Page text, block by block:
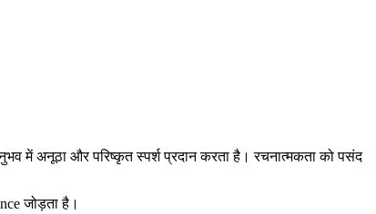
में अनूठा और परिष्कृत स्पर्श प्रदान करता है। रचनात्मकता को पसंद
जोड़ता है।